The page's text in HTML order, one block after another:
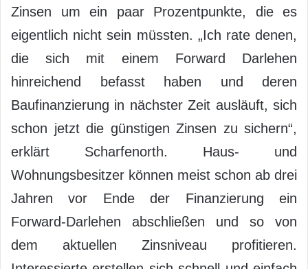
Zinsen um ein paar Prozentpunkte, die es
eigentlich nicht sein müssten. „Ich rate denen,
die sich mit einem Forward Darlehen
hinreichend befasst haben und deren
Baufinanzierung in nächster Zeit ausläuft, sich
schon jetzt die günstigen Zinsen zu sichern“,
erklärt Scharfenorth. Haus- und
Wohnungsbesitzer können meist schon ab drei
Jahren vor Ende der Finanzierung ein
Forward-Darlehen abschließen und so von
dem aktuellen Zinsniveau profitieren.